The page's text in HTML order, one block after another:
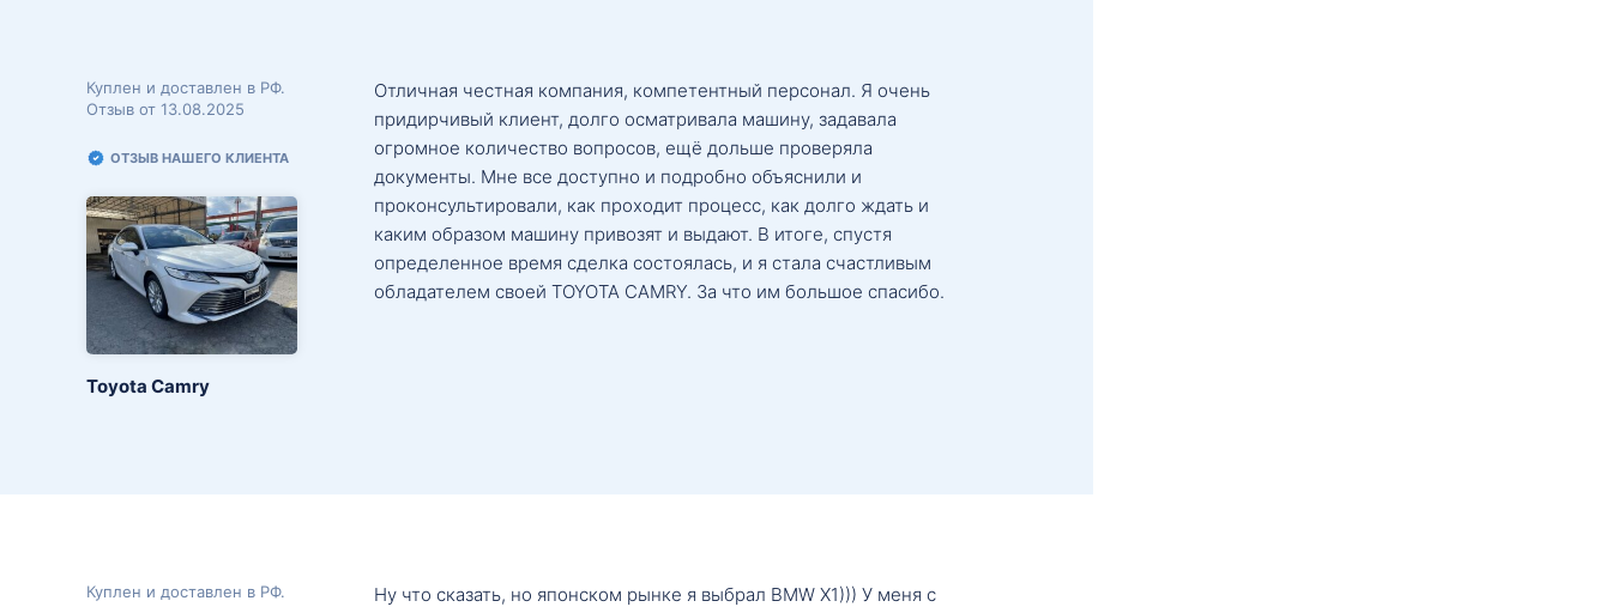
Куплен и доставлен в РФ.
Отзыв от 13.08.2025
ОТЗЫВ НАШЕГО КЛИЕНТА
Toyota Camry
Отличная честная компания, компетентный персонал. Я очень
придирчивый клиент, долго осматривала машину, задавала
огромное количество вопросов, ещё дольше проверяла
документы. Мне все доступно и подробно объяснили и
проконсультировали, как проходит процесс, как долго ждать и
каким образом машину привозят и выдают. В итоге, спустя
определенное время сделка состоялась, и я стала счастливым
обладателем своей TOYOTA CAMRY. За что им большое спасибо.
Куплен и доставлен в РФ.
Ну что сказать, но японском рынке я выбрал BMW X1))) У меня с